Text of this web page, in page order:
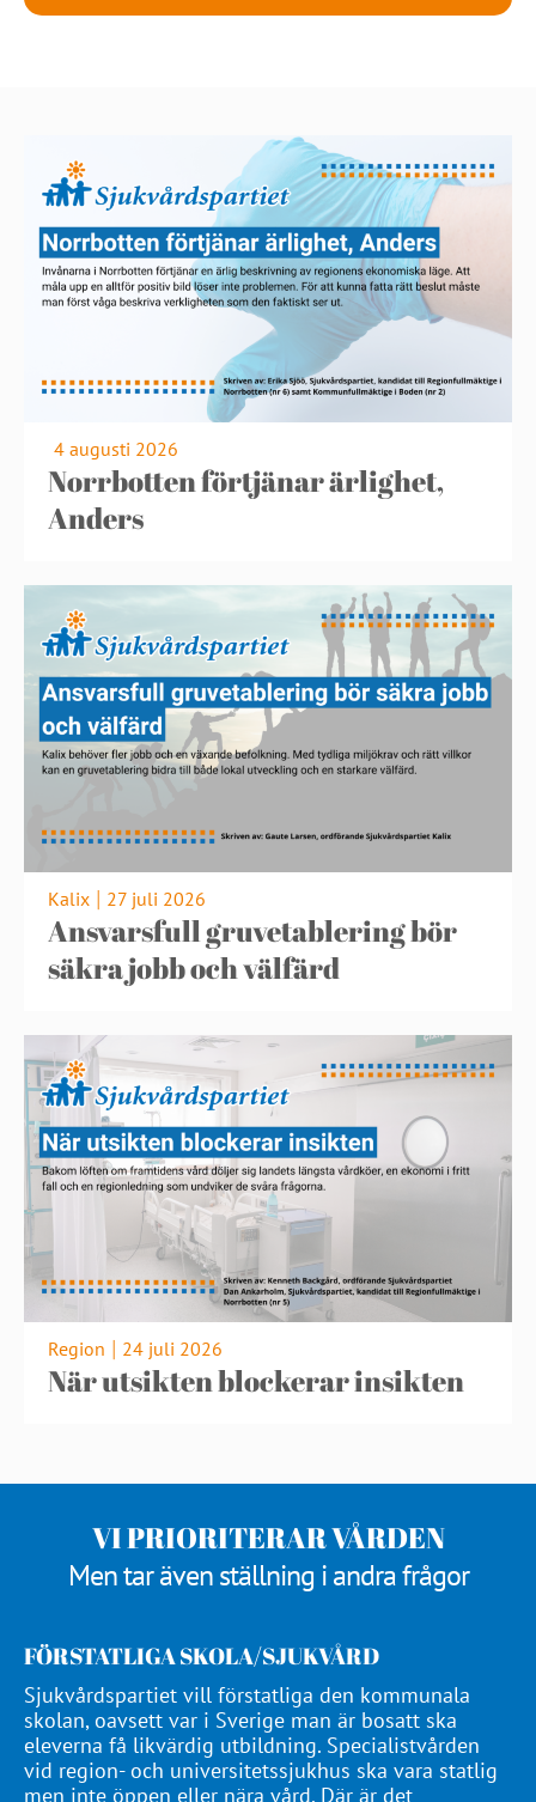
4 augusti 2026
Norrbotten förtjänar ärlighet,
Anders
Kalix 27 juli 2026
Ansvarsfull gruvetablering bör
säkra jobb och välfärd
Region 24 juli 2026
När utsikten blockerar insikten
VI PRIORITERAR VÅRDEN
Men tar även ställning i andra frågor
FÖRSTATLIGA SKOLA/SJUKVÅRD
Sjukvårdspartiet vill förstatliga den kommunala
skolan, oavsett var i Sverige man är bosatt ska
eleverna få likvärdig utbildning. Specialistvården
vid region- och universitetssjukhus ska vara statlig
men inte öppen eller nära vård. Där är det